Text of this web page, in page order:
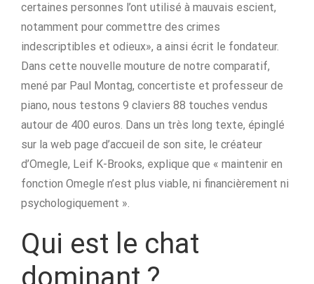
certaines personnes l’ont utilisé à mauvais escient,
notamment pour commettre des crimes
indescriptibles et odieux», a ainsi écrit le fondateur.
Dans cette nouvelle mouture de notre comparatif,
mené par Paul Montag, concertiste et professeur de
piano, nous testons 9 claviers 88 touches vendus
autour de 400 euros. Dans un très long texte, épinglé
sur la web page d’accueil de son site, le créateur
d’Omegle, Leif K-Brooks, explique que « maintenir en
fonction Omegle n’est plus viable, ni financièrement ni
psychologiquement ».
Qui est le chat
dominant ?